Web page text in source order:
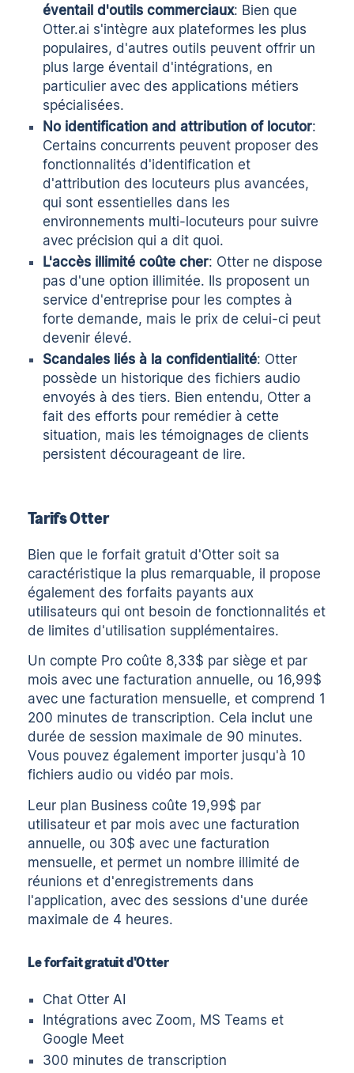
éventail d'outils commerciaux: Bien que
Otter.ai s'intègre aux plateformes les plus
populaires, d'autres outils peuvent offrir un
plus large éventail d'intégrations, en
particulier avec des applications métiers
spécialisées.
No identification and attribution of locutor:
Certains concurrents peuvent proposer des
fonctionnalités d'identification et
d'attribution des locuteurs plus avancées,
qui sont essentielles dans les
environnements multi-locuteurs pour suivre
avec précision qui a dit quoi.
L'accès illimité coûte cher: Otter ne dispose
pas d'une option illimitée. Ils proposent un
service d'entreprise pour les comptes à
forte demande, mais le prix de celui-ci peut
devenir élevé.
Scandales liés à la confidentialité: Otter
possède un historique des fichiers audio
envoyés à des tiers. Bien entendu, Otter a
fait des efforts pour remédier à cette
situation, mais les témoignages de clients
persistent décourageant de lire.
Tarifs Otter
Bien que leforfait gratuit d'Otter soit sa
caractéristique la plus remarquable, il propose
également des forfaits payants aux
utilisateurs qui ont besoin de fonctionnalités et
de limites d'utilisation supplémentaires.
Un compte Pro coûte 8,33$ par siège et par
mois avec une facturation annuelle, ou 16,99$
avec une facturation mensuelle, et comprend 1
200 minutes de transcription. Cela inclut une
durée de session maximale de 90 minutes.
Vous pouvez également importer jusqu'à 10
fichiers audio ou vidéo par mois.
Leur plan Business coûte 19,99$ par
utilisateur et par mois avec une facturation
annuelle, ou 30$ avec une facturation
mensuelle, et permet un nombre illimité de
réunions et d'enregistrements dans
l'application, avec des sessions d'une durée
maximale de 4 heures.
Le forfait gratuit d'Otter
Chat Otter AI
Intégrations avec Zoom, MS Teams et
Google Meet
300 minutes de transcription